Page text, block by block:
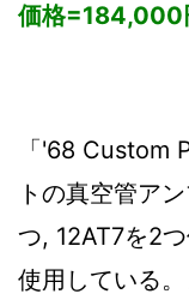
価格
「'68 Custom
トの真空管ア
つ, 12AT7を2
使用している